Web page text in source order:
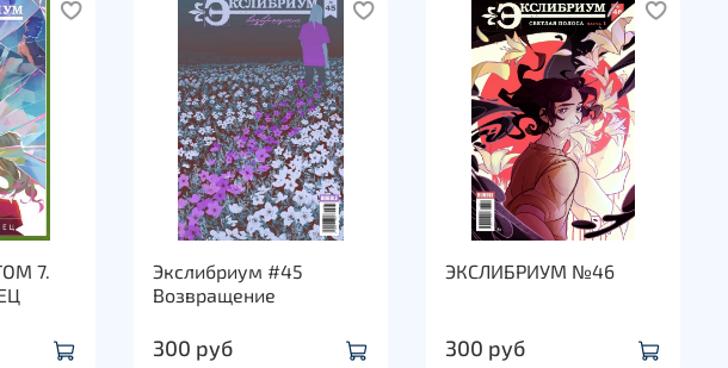
7.
Экслибриум #45
Возвращение
300 руб
ЭКСЛИБРИУМ №46
300 руб